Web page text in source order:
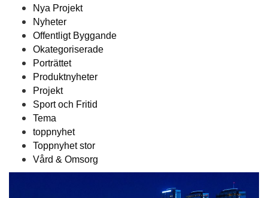
Nya Projekt
Nyheter
Offentligt Byggande
Okategoriserade
Porträttet
Produktnyheter
Projekt
Sport och Fritid
Tema
toppnyhet
Toppnyhet stor
Vård & Omsorg